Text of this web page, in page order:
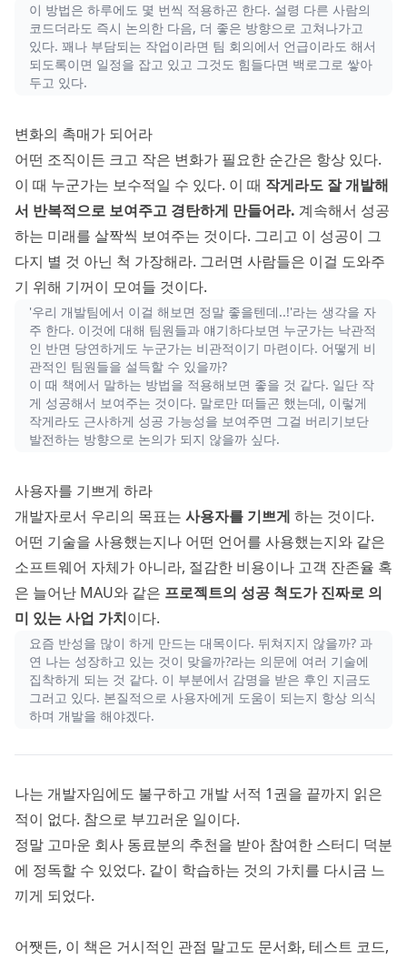
이 방법은 하루에도 몇 번씩 적용하곤 한다. 설령 다른 사람의
코드더라도 즉시 논의한 다음, 더 좋은 방향으로 고쳐나가고
있다. 꽤나 부담되는 작업이라면 팀 회의에서 언급이라도 해서
되도록이면 일정을 잡고 있고 그것도 힘들다면 백로그로 쌓아
두고 있다.
변화의 촉매가 되어라
어떤 조직이든 크고 작은 변화가 필요한 순간은 항상 있다.
이 때 누군가는 보수적일 수 있다. 이 때 작게라도 잘 개발해
서 반복적으로 보여주고 경탄하게 만들어라. 계속해서 성공
하는 미래를 살짝씩 보여주는 것이다. 그리고 이 성공이 그
다지 별 것 아닌 척 가장해라. 그러면 사람들은 이걸 도와주
기 위해 기꺼이 모여들 것이다.
'우리 개발팀에서 이걸 해보면 정말 좋을텐데..!'라는 생각을 자
주 한다. 이것에 대해 팀원들과 얘기하다보면 누군가는 낙관적
인 반면 당연하게도 누군가는 비관적이기 마련이다. 어떻게 비
관적인 팀원들을 설득할 수 있을까?
이 때 책에서 말하는 방법을 적용해보면 좋을 것 같다. 일단 작
게 성공해서 보여주는 것이다. 말로만 떠들곤 했는데, 이렇게
작게라도 근사하게 성공 가능성을 보여주면 그걸 버리기보단
발전하는 방향으로 논의가 되지 않을까 싶다.
사용자를 기쁘게 하라
개발자로서 우리의 목표는 사용자를 기쁘게 하는 것이다.
어떤 기술을 사용했는지나 어떤 언어를 사용했는지와 같은
소프트웨어 자체가 아니라, 절감한 비용이나 고객 잔존율 혹
은 늘어난 MAU와 같은 프로젝트의 성공 척도가 진짜로 의
미 있는 사업 가치이다.
요즘 반성을 많이 하게 만드는 대목이다. 뒤쳐지지 않을까? 과
연 나는 성장하고 있는 것이 맞을까?라는 의문에 여러 기술에
집착하게 되는 것 같다. 이 부분에서 감명을 받은 후인 지금도
그러고 있다. 본질적으로 사용자에게 도움이 되는지 항상 의식
하며 개발을 해야겠다.
나는 개발자임에도 불구하고 개발 서적 1권을 끝까지 읽은
적이 없다. 참으로 부끄러운 일이다.
정말 고마운 회사 동료분의 추천을 받아 참여한 스터디 덕분
에 정독할 수 있었다. 같이 학습하는 것의 가치를 다시금 느
끼게 되었다.
어쨋든, 이 책은 거시적인 관점 말고도 문서화, 테스트 코드,